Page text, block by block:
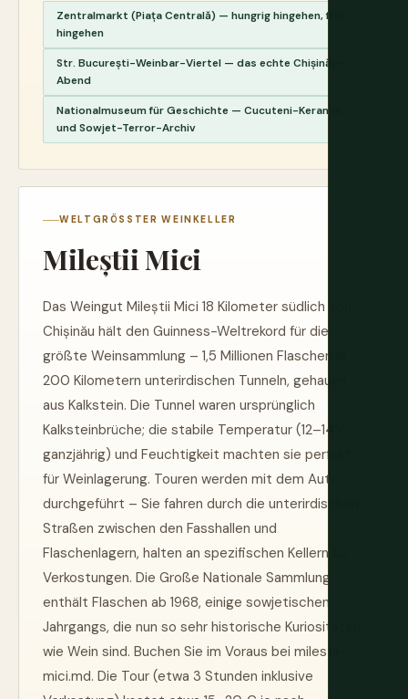
Zentralmarkt (Piața Centrală) — hungrig hingehen, früh
hingehen
Str. București-Weinbar-Viertel — das echte Chișinău-
Abend
Nationalmuseum für Geschichte — Cucuteni-Keramik
und Sowjet-Terror-Archiv
WELTGRÖSSTER WEINKELLER
Mileștii Mici
Das Weingut Mileștii Mici 18 Kilometer südlich von
Chișinău hält den Guinness-Weltrekord für die
größte Weinsammlung – 1,5 Millionen Flaschen in
200 Kilometern unterirdischen Tunneln, gehauen
aus Kalkstein. Die Tunnel waren ursprünglich
Kalksteinbrüche; die stabile Temperatur (12–14°C
ganzjährig) und Feuchtigkeit machten sie perfekt
für Weinlagerung. Touren werden mit dem Auto
durchgeführt – Sie fahren durch die unterirdischen
Straßen zwischen den Fasshallen und
Flaschenlagern, halten an spezifischen Kellern für
Verkostungen. Die Große Nationale Sammlung
enthält Flaschen ab 1968, einige sowjetischen
Jahrgangs, die nun so sehr historische Kuriositäten
wie Wein sind. Buchen Sie im Voraus bei milestii-
mici.md. Die Tour (etwa 3 Stunden inklusive